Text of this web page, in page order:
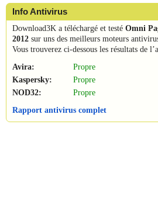
Info Antivirus
Download3K a téléchargé et testé Omni
2012 sur uns des meilleurs moteurs
Vous trouverez ci-dessous les résultats de
Avira:
Propre
Kaspersky:
Propre
NOD32:
Propre
Rapport antivirus complet